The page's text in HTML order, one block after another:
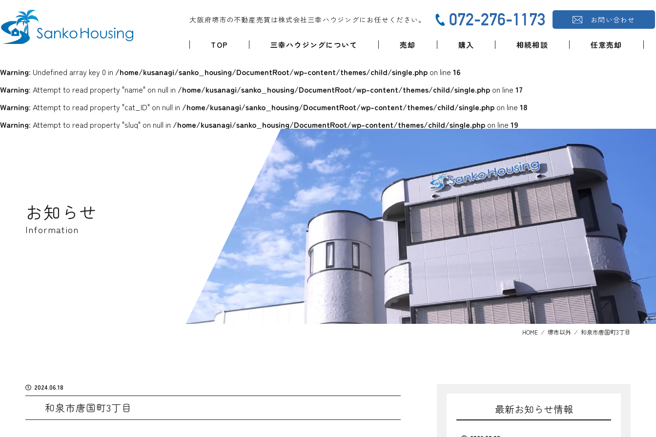
大阪府堺市の不動産売買は株式会社三幸ハウジングにお任せください。 072-276-1173 お問い合わせ
TOP 三幸ハウジングについて 売却 購入 相続相談 任意売却
Warning: Undefined array key 0 in /home/kusanagi/sanko_housing/DocumentRoot/wp-content/themes/child/single.php on line 16
Warning: Attempt to read property "name" on null in /home/kusanagi/sanko_housing/DocumentRoot/wp-content/themes/child/single.php on line 17
Warning: Attempt to read property "cat_ID" on null in /home/kusanagi/sanko_housing/DocumentRoot/wp-content/themes/child/single.php on line 18
Warning: Attempt to read property "slug" on null in /home/kusanagi/sanko_housing/DocumentRoot/wp-content/themes/child/single.php on line 19
お知らせ
Information
HOME ⁄ 堺市以外 ⁄ 和泉市唐国町3丁目
2024.06.18
和泉市唐国町3丁目 最新お知らせ情報